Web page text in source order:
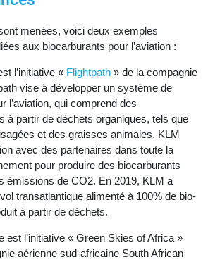
menées, voici deux exemples
aux biocarburants pour l’aviation :
l’initiative « Flightpath » de la compagnie
vise à développer un système de
l’aviation, qui comprend des
à partir de déchets organiques, tels que
et des graisses animales. KLM
avec des partenaires dans toute la
pour produire des biocarburants
émissions de CO2. En 2019, KLM a
transatlantique alimenté à 100% de bio-
à partir de déchets.
est l’initiative « Green Skies of Africa »
aérienne sud-africaine South African